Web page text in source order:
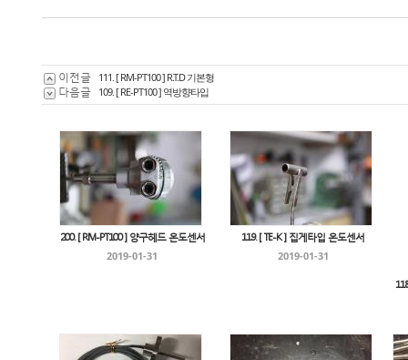
이전글 111. [ RM-PT100 ] R.T.D 기본형
다음글 109. [ RE-PT100 ] 역방향타입
200. [ RM-PT100 ] 양구헤드 온도센서
2019-01-31
119. [ TE-K ] 집게타입 온도센서
2019-01-31